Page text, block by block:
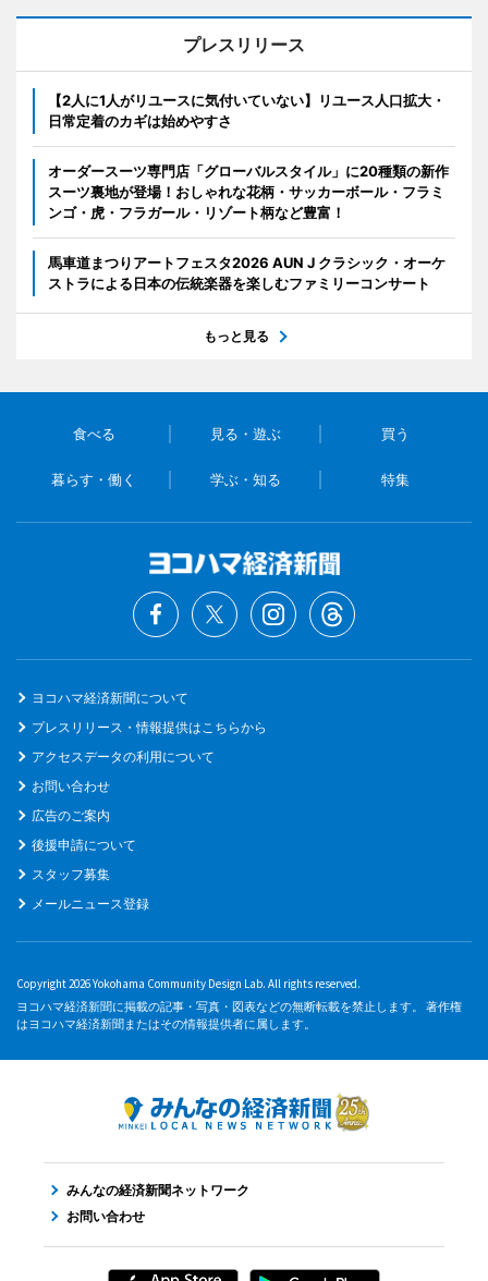
プレスリリース
【2人に1人がリユースに気付いていない】リユース人口拡大・
日常定着のカギは始めやすさ
オーダースーツ専門店「グローバルスタイル」に20種類の新作
スーツ裏地が登場！おしゃれな花柄・サッカーボール・フラミ
ンゴ・虎・フラガール・リゾート柄など豊富！
馬車道まつりアートフェスタ2026 AUN J クラシック・オーケ
ストラによる日本の伝統楽器を楽しむファミリーコンサート
もっと見る
食べる 見る・遊ぶ 買う
暮らす・働く 学ぶ・知る 特集
ヨコハマ経済新聞について
プレスリリース・情報提供はこちらから
アクセスデータの利用について
お問い合わせ
広告のご案内
後援申請について
スタッフ募集
メールニュース登録
Copyright 2026 Yokohama Community Design Lab. All rights reserved.
ヨコハマ経済新聞に掲載の記事・写真・図表などの無断転載を禁止します。 著作権
はヨコハマ経済新聞またはその情報提供者に属します。
みんなの経済新聞ネットワーク
お問い合わせ